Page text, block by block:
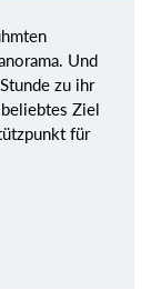
Und
zu ihr
Ziel
für